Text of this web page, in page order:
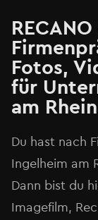
Fotos,
für
am Rhein
Du hast nach
Ingelheim am
Dann bist du
Imagefilm,